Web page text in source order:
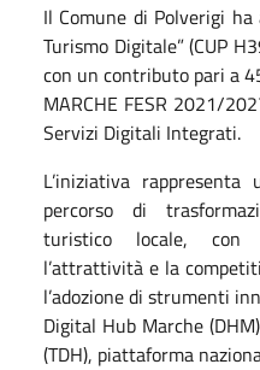
Il Comune di Polverigi
Turismo Digitale” (CUP
con un contributo pari a
MARCHE FESR 2021/
Servizi Digitali Integrati.
L’iniziativa
percorso di
turistico locale, con
l’attrattività e la
l’adozione di strumenti
Digital Hub Marche
(TDH), piattaforma